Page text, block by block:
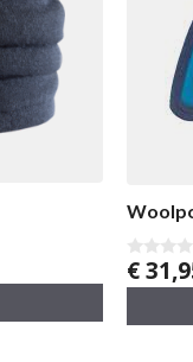
0
v
5
€